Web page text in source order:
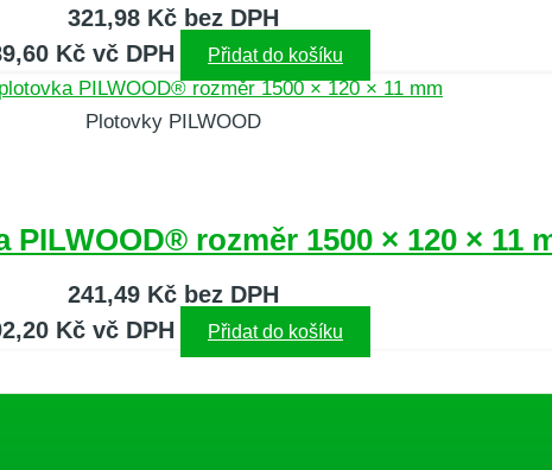
321,98 Kč bez DPH
Kč vč DPH Přidat do košíku
Plotovky PILWOOD
rozměr 1500 × 120 × 11
241,49 Kč bez DPH
Kč vč DPH Přidat do košíku